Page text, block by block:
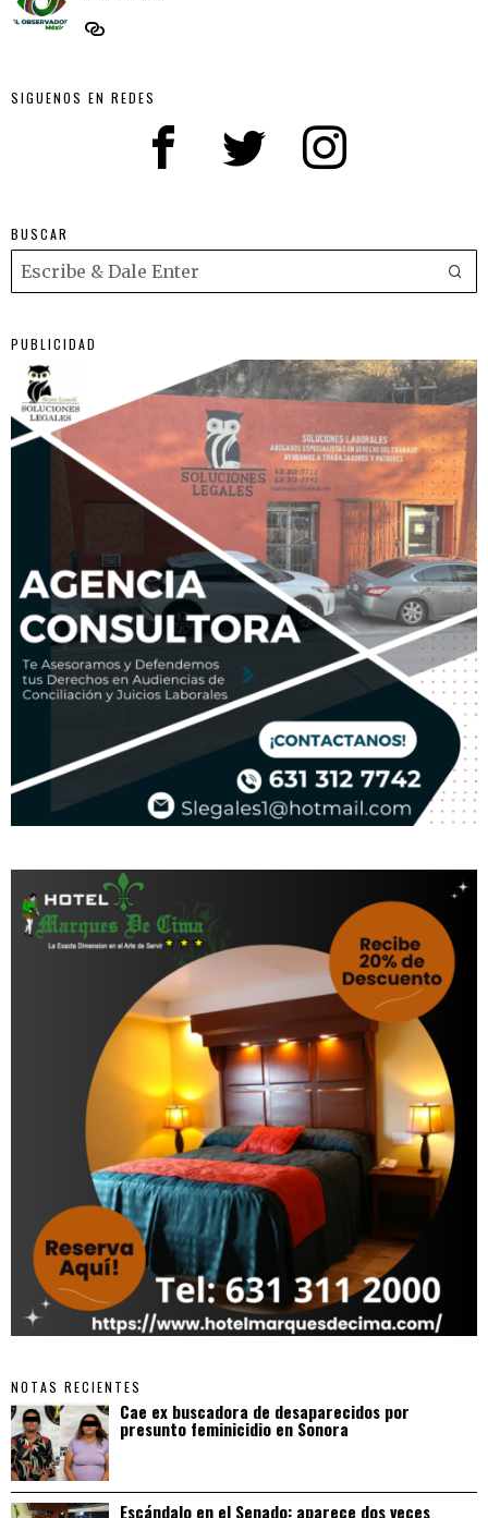
SIGUENOS EN REDES
BUSCAR
PUBLICIDAD
NOTAS RECIENTES
Cae ex buscadora de desaparecidos por
presunto feminicidio en Sonora
Escándalo en el Senado: aparece dos veces